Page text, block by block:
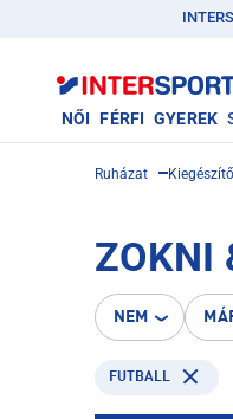
NŐI FÉRFI GYEREK
Ruházat
ZOKNI
NEM
FUTBALL